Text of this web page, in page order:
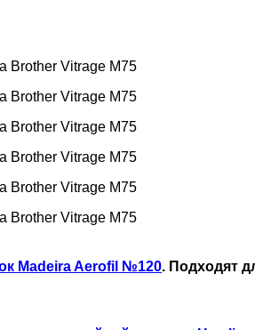
Madeira Aerofil №120. Подходят